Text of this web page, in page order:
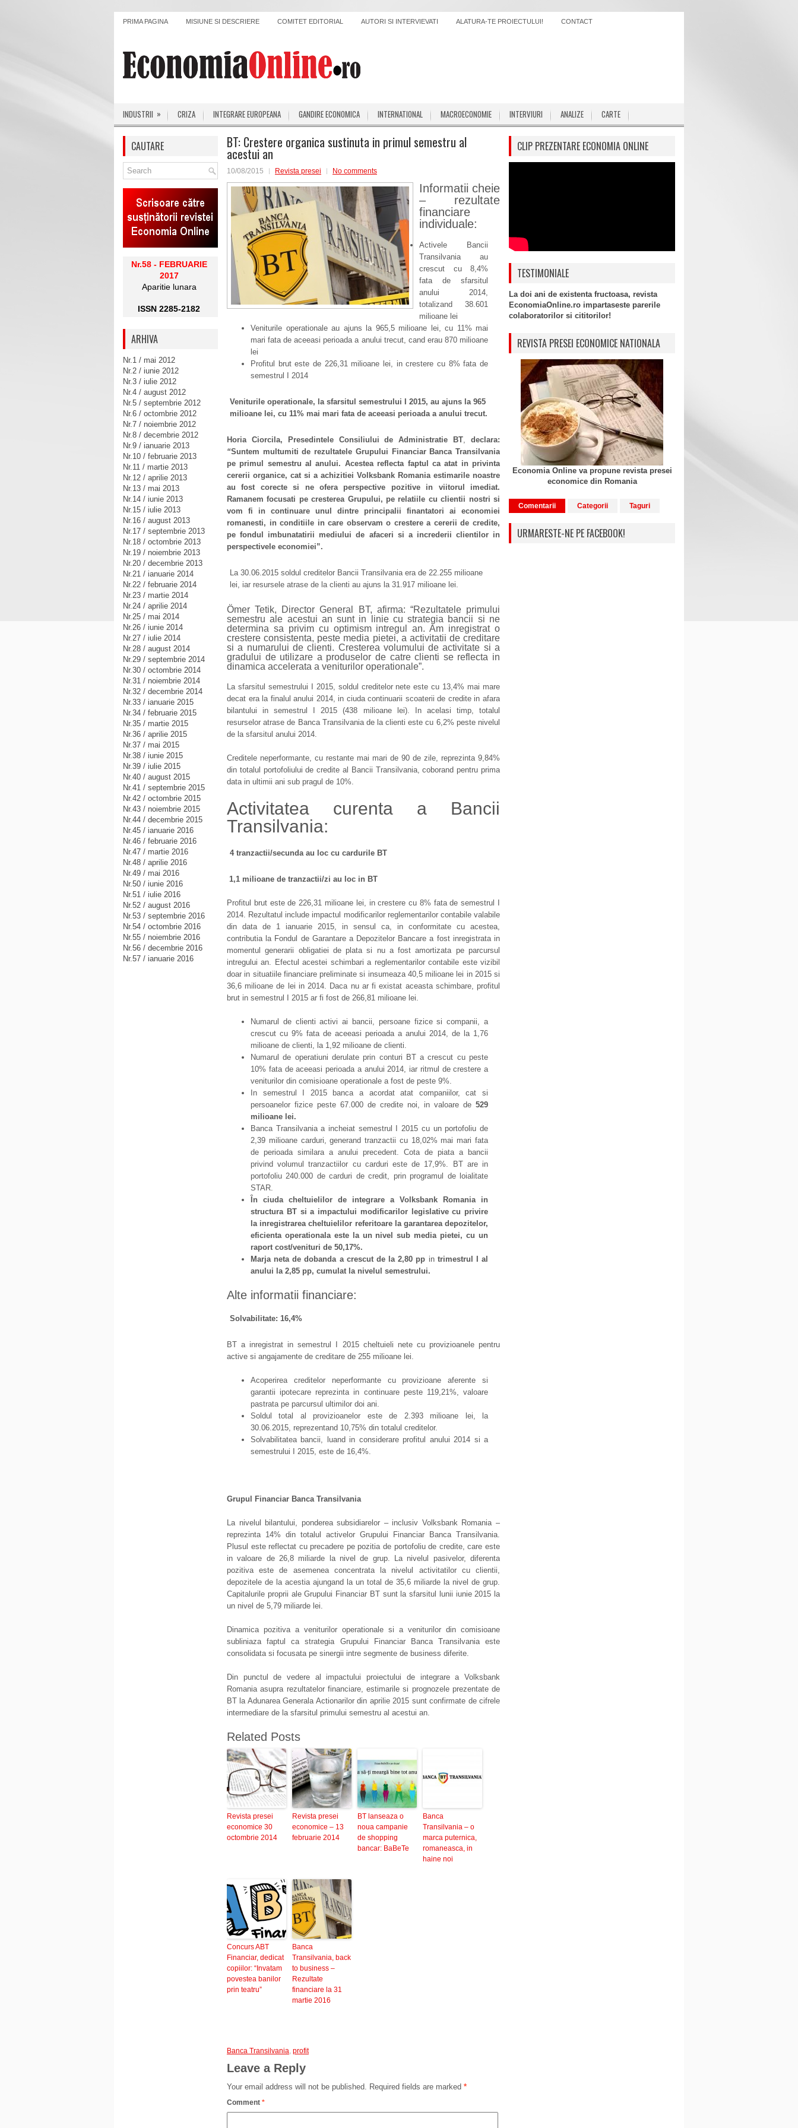
PRIMA PAGINA MISIUNE SI DESCRIERE COMITET EDITORIAL AUTORI SI INTERVIEVATI ALATURA-TE PROIECTULUI! CONTACT
INDUSTRII » CRIZA INTEGRARE EUROPEANA GANDIRE ECONOMICA INTERNATIONAL MACROECONOMIE INTERVIURI ANALIZE CARTE
BT: Crestere organica sustinuta in primul semestru al
acestui an
10/08/2015 Revista presei No comments
Informatii cheie
– rezultate
financiare
individuale:
Activele Bancii
Transilvania au
crescut cu 8,4%
fata de sfarsitul
anului 2014,
totalizand 38.601
milioane lei
Veniturile operationale au ajuns la 965,5 milioane lei, cu 11% mai
mari fata de aceeasi perioada a anului trecut, cand erau 870 milioane
lei
Profitul brut este de 226,31 milioane lei, in crestere cu 8% fata de
semestrul I 2014
Veniturile operationale, la sfarsitul semestrului I 2015, au ajuns la 965
milioane lei, cu 11% mai mari fata de aceeasi perioada a anului trecut.
Horia Ciorcila, Presedintele Consiliului de Administratie BT, declara:
“Suntem multumiti de rezultatele Grupului Financiar Banca Transilvania
pe primul semestru al anului. Acestea reflecta faptul ca atat in privinta
cererii organice, cat si a achizitiei Volksbank Romania estimarile noastre
au fost corecte si ne ofera perspective pozitive in viitorul imediat.
Ramanem focusati pe cresterea Grupului, pe relatiile cu clientii nostri si
vom fi in continuare unul dintre principalii finantatori ai economiei
romanesti, in conditiile in care observam o crestere a cererii de credite,
pe fondul imbunatatirii mediului de afaceri si a increderii clientilor in
perspectivele economiei”.
La 30.06.2015 soldul creditelor Bancii Transilvania era de 22.255 milioane
lei, iar resursele atrase de la clienti au ajuns la 31.917 milioane lei.
Ömer Tetik, Director General BT, afirma: “Rezultatele primului
semestru ale acestui an sunt in linie cu strategia bancii si ne
determina sa privim cu optimism intregul an. Am inregistrat o
crestere consistenta, peste media pietei, a activitatii de creditare
si a numarului de clienti. Cresterea volumului de activitate si a
gradului de utilizare a produselor de catre clienti se reflecta in
dinamica accelerata a veniturilor operationale”.
La sfarsitul semestrului I 2015, soldul creditelor nete este cu 13,4% mai mare
decat era la finalul anului 2014, in ciuda continuarii scoaterii de credite in afara
bilantului in semestrul I 2015 (438 milioane lei). In acelasi timp, totalul
resurselor atrase de Banca Transilvania de la clienti este cu 6,2% peste nivelul
de la sfarsitul anului 2014.
Creditele neperformante, cu restante mai mari de 90 de zile, reprezinta 9,84%
din totalul portofoliului de credite al Bancii Transilvania, coborand pentru prima
data in ultimii ani sub pragul de 10%.
Activitatea curenta a Bancii
Transilvania:
4 tranzactii/secunda au loc cu cardurile BT
1,1 milioane de tranzactii/zi au loc in BT
Profitul brut este de 226,31 milioane lei, in crestere cu 8% fata de semestrul I
2014. Rezultatul include impactul modificarilor reglementarilor contabile valabile
din data de 1 ianuarie 2015, in sensul ca, in conformitate cu acestea,
contributia la Fondul de Garantare a Depozitelor Bancare a fost inregistrata in
momentul generarii obligatiei de plata si nu a fost amortizata pe parcursul
intregului an. Efectul acestei schimbari a reglementarilor contabile este vizibil
doar in situatiile financiare preliminate si insumeaza 40,5 milioane lei in 2015 si
36,6 milioane de lei in 2014. Daca nu ar fi existat aceasta schimbare, profitul
brut in semestrul I 2015 ar fi fost de 266,81 milioane lei.
Numarul de clienti activi ai bancii, persoane fizice si companii, a
crescut cu 9% fata de aceeasi perioada a anului 2014, de la 1,76
milioane de clienti, la 1,92 milioane de clienti.
Numarul de operatiuni derulate prin conturi BT a crescut cu peste
10% fata de aceeasi perioada a anului 2014, iar ritmul de crestere a
veniturilor din comisioane operationale a fost de peste 9%.
In semestrul I 2015 banca a acordat atat companiilor, cat si
persoanelor fizice peste 67.000 de credite noi, in valoare de 529
milioane lei.
Banca Transilvania a incheiat semestrul I 2015 cu un portofoliu de
2,39 milioane carduri, generand tranzactii cu 18,02% mai mari fata
de perioada similara a anului precedent. Cota de piata a bancii
privind volumul tranzactiilor cu carduri este de 17,9%. BT are in
portofoliu 240.000 de carduri de credit, prin programul de loialitate
STAR.
n ciuda cheltuielilor de integrare a Volksbank Romania in
structura BT si a impactului modificarilor legislative cu privire
la inregistrarea cheltuielilor referitoare la garantarea depozitelor,
eficienta operationala este la un nivel sub media pietei, cu un
raport cost/venituri de 50,17%.
Marja neta de dobanda a crescut de la 2,80 pp intrimestrul I al
anului la 2,85 pp, cumulat la nivelul semestrului.
Alte informatii financiare:
Solvabilitate: 16,4%
BT a inregistrat in semestrul I 2015 cheltuieli nete cu provizioanele pentru
active si angajamente de creditare de 255 milioane lei.
Acoperirea creditelor neperformante cu provizioane aferente si
garantii ipotecare reprezinta in continuare peste 119,21%, valoare
pastrata pe parcursul ultimilor doi ani.
Soldul total al provizioanelor este de 2.393 milioane lei, la
30.06.2015, reprezentand 10,75% din totalul creditelor.
Solvabilitatea bancii, luand in considerare profitul anului 2014 si a
semestrului I 2015, este de 16,4%.
Grupul Financiar Banca Transilvania
La nivelul bilantului, ponderea subsidiarelor – inclusiv Volksbank Romania –
reprezinta 14% din totalul activelor Grupului Financiar Banca Transilvania.
Plusul este reflectat cu precadere pe pozitia de portofoliu de credite, care este
in valoare de 26,8 miliarde la nivel de grup. La nivelul pasivelor, diferenta
pozitiva este de asemenea concentrata la nivelul activitatilor cu clientii,
depozitele de la acestia ajungand la un total de 35,6 miliarde la nivel de grup.
Capitalurile proprii ale Grupului Financiar BT sunt la sfarsitul lunii iunie 2015 la
un nivel de 5,79 miliarde lei.
Dinamica pozitiva a veniturilor operationale si a veniturilor din comisioane
subliniaza faptul ca strategia Grupului Financiar Banca Transilvania este
consolidata si focusata pe sinergii intre segmente de business diferite.
Din punctul de vedere al impactului proiectului de integrare a Volksbank
Romania asupra rezultatelor financiare, estimarile si prognozele prezentate de
BT la Adunarea Generala Actionarilor din aprilie 2015 sunt confirmate de cifrele
intermediare de la sfarsitul primului semestru al acestui an.
Related Posts
Revista presei
economice 30
octombrie 2014
Revista presei
economice – 13
februarie 2014
BT lanseaza o
noua campanie
de shopping
bancar: BaBeTe
Banca
Transilvania – o
marca puternica,
romaneasca, in
haine noi
Concurs ABT
Financiar, dedicat
copiilor: “Invatam
povestea banilor
prin teatru”
Banca
Transilvania, back
to business –
Rezultate
financiare la 31
martie 2016
Banca Transilvania, profit
Leave a Reply
Your email address will not be published. Required fields are marked *
Comment *
CAUTARE
Nr.58 - FEBRUARIE
2017
Aparitie lunara
ISSN 2285-2182
ARHIVA
Nr.1 / mai 2012
Nr.2 / iunie 2012
Nr.3 / iulie 2012
Nr.4 / august 2012
Nr.5 / septembrie 2012
Nr.6 / octombrie 2012
Nr.7 / noiembrie 2012
Nr.8 / decembrie 2012
Nr.9 / ianuarie 2013
Nr.10 / februarie 2013
Nr.11 / martie 2013
Nr.12 / aprilie 2013
Nr.13 / mai 2013
Nr.14 / iunie 2013
Nr.15 / iulie 2013
Nr.16 / august 2013
Nr.17 / septembrie 2013
Nr.18 / octombrie 2013
Nr.19 / noiembrie 2013
Nr.20 / decembrie 2013
Nr.21 / ianuarie 2014
Nr.22 / februarie 2014
Nr.23 / martie 2014
Nr.24 / aprilie 2014
Nr.25 / mai 2014
Nr.26 / iunie 2014
Nr.27 / iulie 2014
Nr.28 / august 2014
Nr.29 / septembrie 2014
Nr.30 / octombrie 2014
Nr.31 / noiembrie 2014
Nr.32 / decembrie 2014
Nr.33 / ianuarie 2015
Nr.34 / februarie 2015
Nr.35 / martie 2015
Nr.36 / aprilie 2015
Nr.37 / mai 2015
Nr.38 / iunie 2015
Nr.39 / iulie 2015
Nr.40 / august 2015
Nr.41 / septembrie 2015
Nr.42 / octombrie 2015
Nr.43 / noiembrie 2015
Nr.44 / decembrie 2015
Nr.45 / ianuarie 2016
Nr.46 / februarie 2016
Nr.47 / martie 2016
Nr.48 / aprilie 2016
Nr.49 / mai 2016
Nr.50 / iunie 2016
Nr.51 / iulie 2016
Nr.52 / august 2016
Nr.53 / septembrie 2016
Nr.54 / octombrie 2016
Nr.55 / noiembrie 2016
Nr.56 / decembrie 2016
Nr.57 / ianuarie 2016
CLIP PREZENTARE ECONOMIA ONLINE
TESTIMONIALE
La doi ani de existenta fructoasa, revista
EconomiaOnline.ro impartaseste parerile
colaboratorilor si cititorilor!
REVISTA PRESEI ECONOMICE NATIONALA
Economia Online va propune revista presei
economice din Romania
Comentarii Categorii Taguri
URMARESTE-NE PE FACEBOOK!